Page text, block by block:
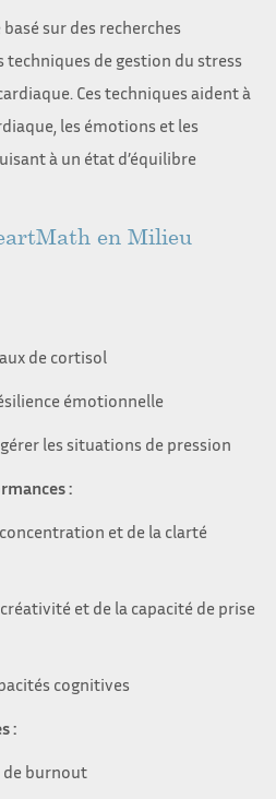
sur des recherches
de gestion du stress
Ces techniques aident à
les émotions et les
à un état d’équilibre
en Milieu
de cortisol
émotionnelle
les situations de pression
:
et de la clarté
et de la capacité de prise
cognitives
:
de burnout